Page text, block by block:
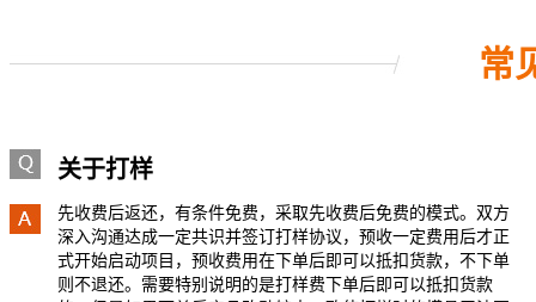
常
关于打样
先收费后返还，有条件免费，采取先收费后免费的模式。双方
深入沟通达成一定共识并签订打样协议，预收一定费用后才正
式开始启动项目，预收费用在下单后即可以抵扣货款，不下单
则不退还。需要特别说明的是打样费下单后即可以抵扣货款